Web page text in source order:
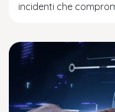
incidenti che